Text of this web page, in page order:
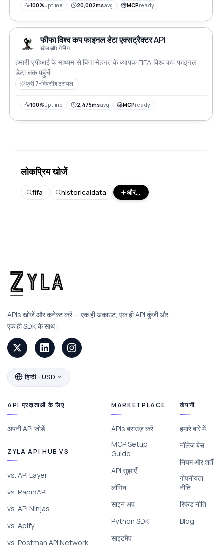
100%uptime 20,002msavg MCPready
फीफा विश्व कप फाइनल डेटा एक्सट्रैक्टर API
खेल और गेमिंग
हमारी एपीआई के माध्यम से बिना मेहनत के व्यापक FIFA विश्व कप फाइनल
डेटा तक पहुँचें
फ्री 7-दिवसीय ट्रायल
100%uptime 2,475msavg MCPready
लोकप्रिय खोजें
fifa historicaldata और...
APIs खोजें और कनेक्ट करें — एक ही अकाउंट, एक ही API कुंजी और
एक ही SDK के साथ।
हिन्दी - USD
API प्रदाताओं के लिए
अपनी API जोड़ें
ZYLA API HUB VS
vs. API Layer
vs. RapidAPI
vs. API Ninjas
vs. Apify
vs. Postman API Network
MARKETPLACE
APIs ब्राउज़ करें
MCP Setup
Guide
API सुझाएँ
लॉगिन
साइन अप
Python SDK
साइटमैप
कंपनी
हमारे बारे में
नॉलेज बेस
नियम और शर्तें
गोपनीयता
नीति
रिफंड नीति
Blog